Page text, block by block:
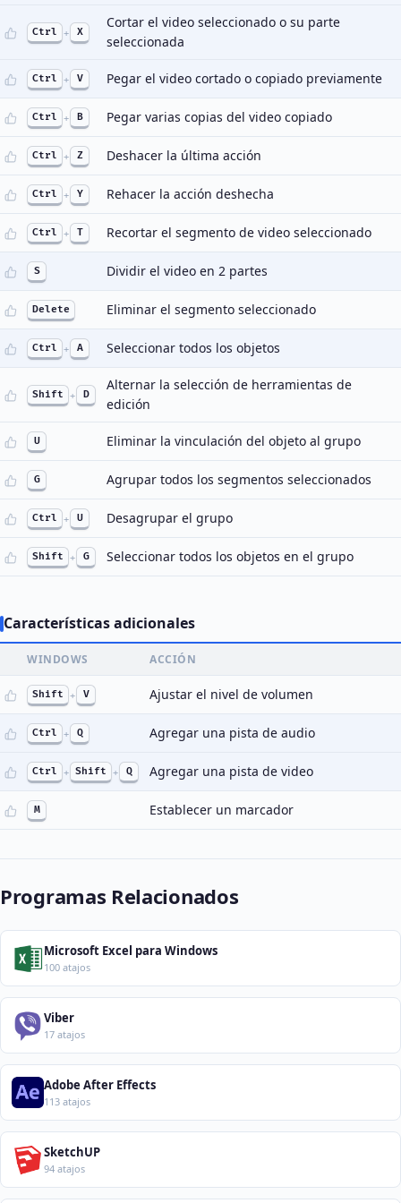
Ctrl + X
Cortar el video seleccionado o su parte
seleccionada
Ctrl + V Pegar el video cortado o copiado previamente
Ctrl + B Pegar varias copias del video copiado
Ctrl + Z Deshacer la última acción
Ctrl + Y Rehacer la acción deshecha
Ctrl + T Recortar el segmento de video seleccionado
S Dividir el video en 2 partes
Delete Eliminar el segmento seleccionado
Ctrl + A Seleccionar todos los objetos
Shift + D
Alternar la selección de herramientas de
edición
U Eliminar la vinculación del objeto al grupo
G Agrupar todos los segmentos seleccionados
Ctrl + U Desagrupar el grupo
Shift + G Seleccionar todos los objetos en el grupo
Características adicionales
WINDOWS ACCIÓN
Shift + V Ajustar el nivel de volumen
Ctrl + Q Agregar una pista de audio
Ctrl + Shift + Q Agregar una pista de video
M Establecer un marcador
Programas Relacionados
Microsoft Excel para Windows
100 atajos
Viber
17 atajos
Adobe After Effects
113 atajos
SketchUP
94 atajos